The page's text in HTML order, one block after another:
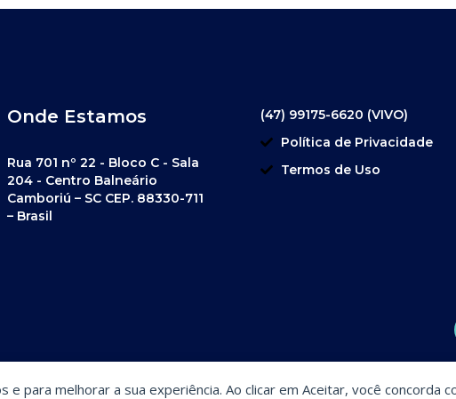
para melhorar a sua experiência. Ao clicar em Aceitar, você concorda
Onde Estamos
Rua 701 nº 22 - Bloco C - Sala
204 - Centro Balneário
Camboriú – SC CEP. 88330-711
– Brasil
(47) 99175-6620 (VIVO)
Política de Privacidade
Termos de Uso